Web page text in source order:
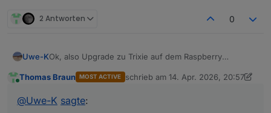
2 Antworten 0
Uwe-KOk, also Upgrade zu Trixie auf dem Raspberry
Dann die neue Hardware auch auf den gleichen OS ,
Ich hatte gedacht ich könnte mir evtl das Upgrade auf
aber gleiche IOB, Debmatic etc version wie auf dem PI,
Thomas Braun MOST ACTIVE schrieb am 14. Apr. 2026, 20:57
zuletzt editiert von Thomas Braun
@Uwe-K sagte: